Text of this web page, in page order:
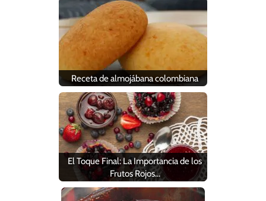
Receta de almojábana colombiana
El Toque Final: La Importancia de los
Frutos Rojos…